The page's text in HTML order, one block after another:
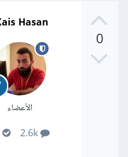
0
Hasan
الأعضاء